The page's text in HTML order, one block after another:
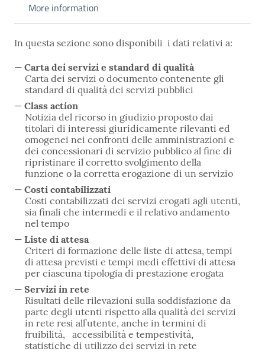
More information
In questa sezione sono disponibili i dati relativi a:
Carta dei servizi e standard di qualità
Carta dei servizi o documento contenente gli
standard di qualità dei servizi pubblici
Class action
Notizia del ricorso in giudizio proposto dai
titolari di interessi giuridicamente rilevanti ed
omogenei nei confronti delle amministrazioni e
dei concessionari di servizio pubblico al fine di
ripristinare il corretto svolgimento della
funzione o la corretta erogazione di un servizio
Costi contabilizzati
Costi contabilizzati dei servizi erogati agli utenti,
sia finali che intermedi e il relativo andamento
nel tempo
Liste di attesa
Criteri di formazione delle liste di attesa, tempi
di attesa previsti e tempi medi effettivi di attesa
per ciascuna tipologia di prestazione erogata
Servizi in rete
Risultati delle rilevazioni sulla soddisfazione da
parte degli utenti rispetto alla qualità dei servizi
in rete resi all’utente, anche in termini di
fruibilità, accessibilità e tempestività,
statistiche di utilizzo dei servizi in rete